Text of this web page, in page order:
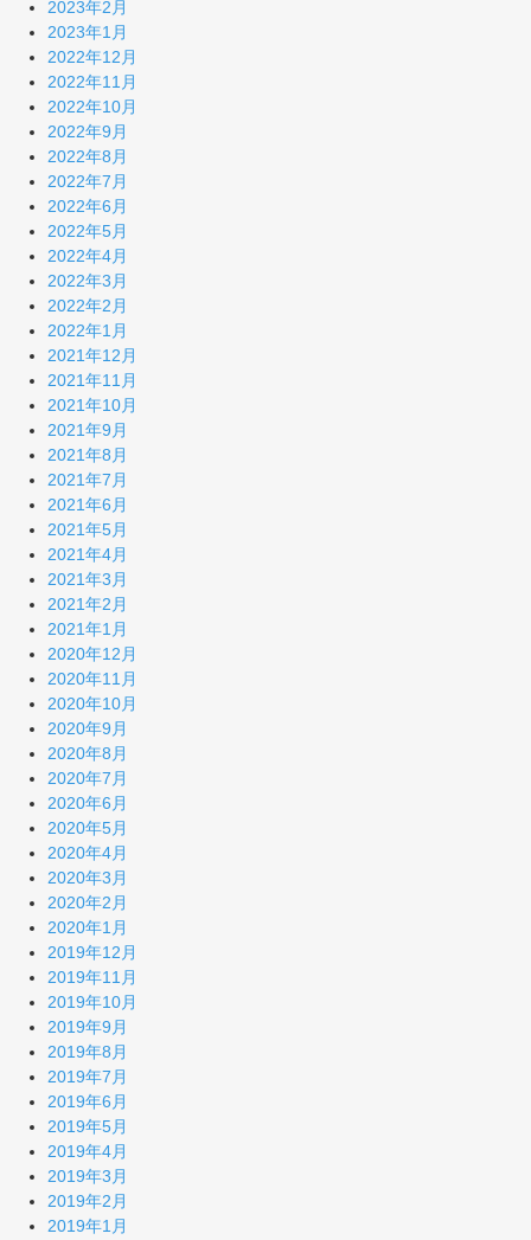
2023年2月
2023年1月
2022年12月
2022年11月
2022年10月
2022年9月
2022年8月
2022年7月
2022年6月
2022年5月
2022年4月
2022年3月
2022年2月
2022年1月
2021年12月
2021年11月
2021年10月
2021年9月
2021年8月
2021年7月
2021年6月
2021年5月
2021年4月
2021年3月
2021年2月
2021年1月
2020年12月
2020年11月
2020年10月
2020年9月
2020年8月
2020年7月
2020年6月
2020年5月
2020年4月
2020年3月
2020年2月
2020年1月
2019年12月
2019年11月
2019年10月
2019年9月
2019年8月
2019年7月
2019年6月
2019年5月
2019年4月
2019年3月
2019年2月
2019年1月